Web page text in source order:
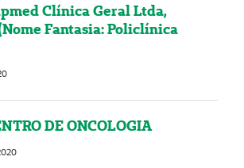
Clínica Geral Ltda,
Fantasia: Policlínica
DE ONCOLOGIA